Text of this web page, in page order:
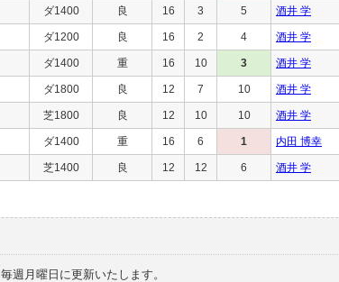
ダ1400 良 16 3 5 酒井 学
ダ1200 良 16 2 4 酒井 学
ダ1400 重 16 10 3 酒井 学
ダ1800 良 12 7 10 酒井 学
芝1800 良 12 10 10 酒井 学
ダ1400 重 16 6 1 内田 博幸
芝1400 良 12 12 6 酒井 学
週月曜日に更新いたします。